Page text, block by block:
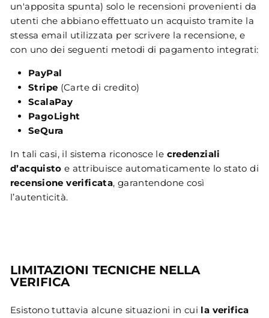
un'apposita spunta) solo le recensioni provenienti da
utenti che abbiano effettuato un acquisto tramite la
stessa email utilizzata per scrivere la recensione, e
con uno dei seguenti metodi di pagamento integrati:
PayPal
Stripe (Carte di credito)
ScalaPay
PagoLight
SeQura
In tali casi, il sistema riconosce le credenziali
d’acquisto e attribuisce automaticamente lo stato di
recensione verificata, garantendone così
l’autenticità.
LIMITAZIONI TECNICHE NELLA
VERIFICA
Esistono tuttavia alcune situazioni in cui la verifica